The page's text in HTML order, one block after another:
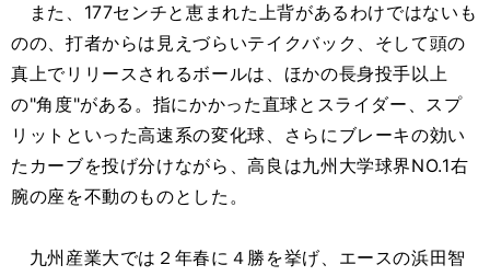
また、177センチと恵まれた上背があるわけではないも
のの、打者からは見えづらいテイクバック、そして頭の
真上でリリースされるボールは、ほかの長身投手以上
の"角度"がある。指にかかった直球とスライダー、スプ
リットといった高速系の変化球、さらにブレーキの効い
たカーブを投げ分けながら、高良は九州大学球界NO.1右
腕の座を不動のものとした。
九州産業大では２年春に４勝を挙げ、エースの浜田智